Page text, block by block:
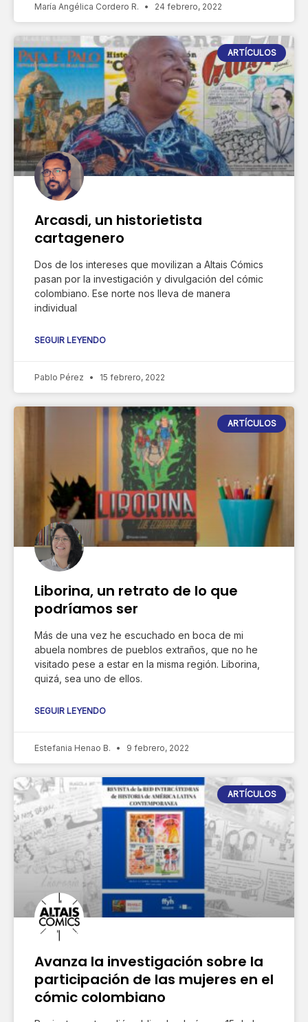
María Angélica Cordero R. 24 febrero, 2022
ARTÍCULOS
Arcasdi, un historietista
cartagenero
Dos de los intereses que movilizan a Altais Cómics
pasan por la investigación y divulgación del cómic
colombiano. Ese norte nos lleva de manera
individual
SEGUIR LEYENDO
Pablo Pérez 15 febrero, 2022
ARTÍCULOS
Liborina, un retrato de lo que
podríamos ser
Más de una vez he escuchado en boca de mi
abuela nombres de pueblos extraños, que no he
visitado pese a estar en la misma región. Liborina,
quizá, sea uno de ellos.
SEGUIR LEYENDO
Estefania Henao B. 9 febrero, 2022
ARTÍCULOS
Avanza la investigación sobre la
participación de las mujeres en el
cómic colombiano